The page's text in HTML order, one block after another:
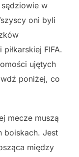
w
oni byli
FIFA.
ujętych
poniżej, co
mecze muszą
boiskach. Jest
między